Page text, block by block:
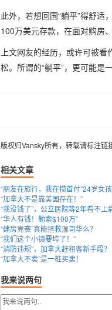
此外，若想回国“躺平”得舒
100万美元存款，在面对购房
上文网友的经历， 或许可被看
松。所谓的“躺平”，更可能是
版权归Vansky所有，转载请标注链
相关文章
“朋友在旅行，我在攒首付”24岁女
“加拿大不是靠美国存在！”
“我没钱了”，公立医院等2年看不上
“华人有钱！勒索$100万”
“建房竞赛”真能拯救温哥华么？
“我们这个小镇要垮了！”
“消防违规”，加拿大赶租客新手段？
“加拿大不卖”是一桩买卖！
我来说两句